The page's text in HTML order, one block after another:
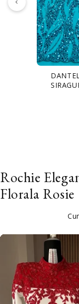
TAFTA
Rochie
Florala Rosie